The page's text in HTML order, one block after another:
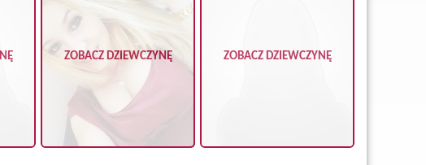
ZOBACZ DZIEWCZYNĘ ZOBACZ DZIEWCZYNĘ